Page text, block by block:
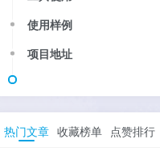
使用样例
项目地址
热门文章 收藏榜单 点赞排行